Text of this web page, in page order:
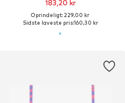
183,20 kr
Oprindeligt: 229,00 kr
Sidste laveste pris:160,30 kr